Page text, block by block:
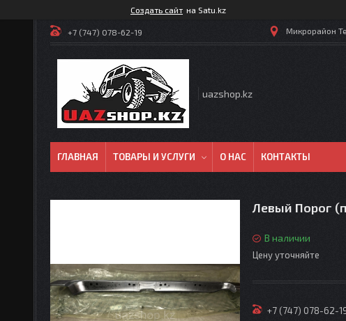
Создать сайт на Satu.kz
+7 (747) 078-62-19 Микрорайон
uazshop.kz
ГЛАВНАЯ ТОВАРЫ И УСЛУГИ О НАС КОНТАКТЫ
Левый Порог
В наличии
Цену уточняйте
+7 (747) 078-62-